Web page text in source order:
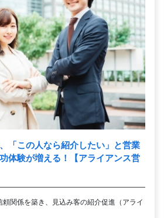
「この人なら紹介したい」と営業
体験が増える！【アライアンス営
関係を築き、見込み客の紹介促進（アライ